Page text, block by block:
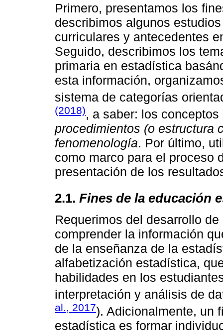
Primero, presentamos los
describimos algunos
curriculares y antecedentes
Seguido, describimos los
primaria en estadística
esta información,
sistema de categorías
(2018), a saber: los
procedimientos (o estructura
fenomenología. Por último,
como marco para el proceso
presentación de los
2.1. Fines de la educación
Requerimos del desarrollo
comprender la información
de la enseñanza de la
alfabetización estadística,
habilidades en los
interpretación y análisis de
al., 2017). Adicionalmente, un
estadística es formar